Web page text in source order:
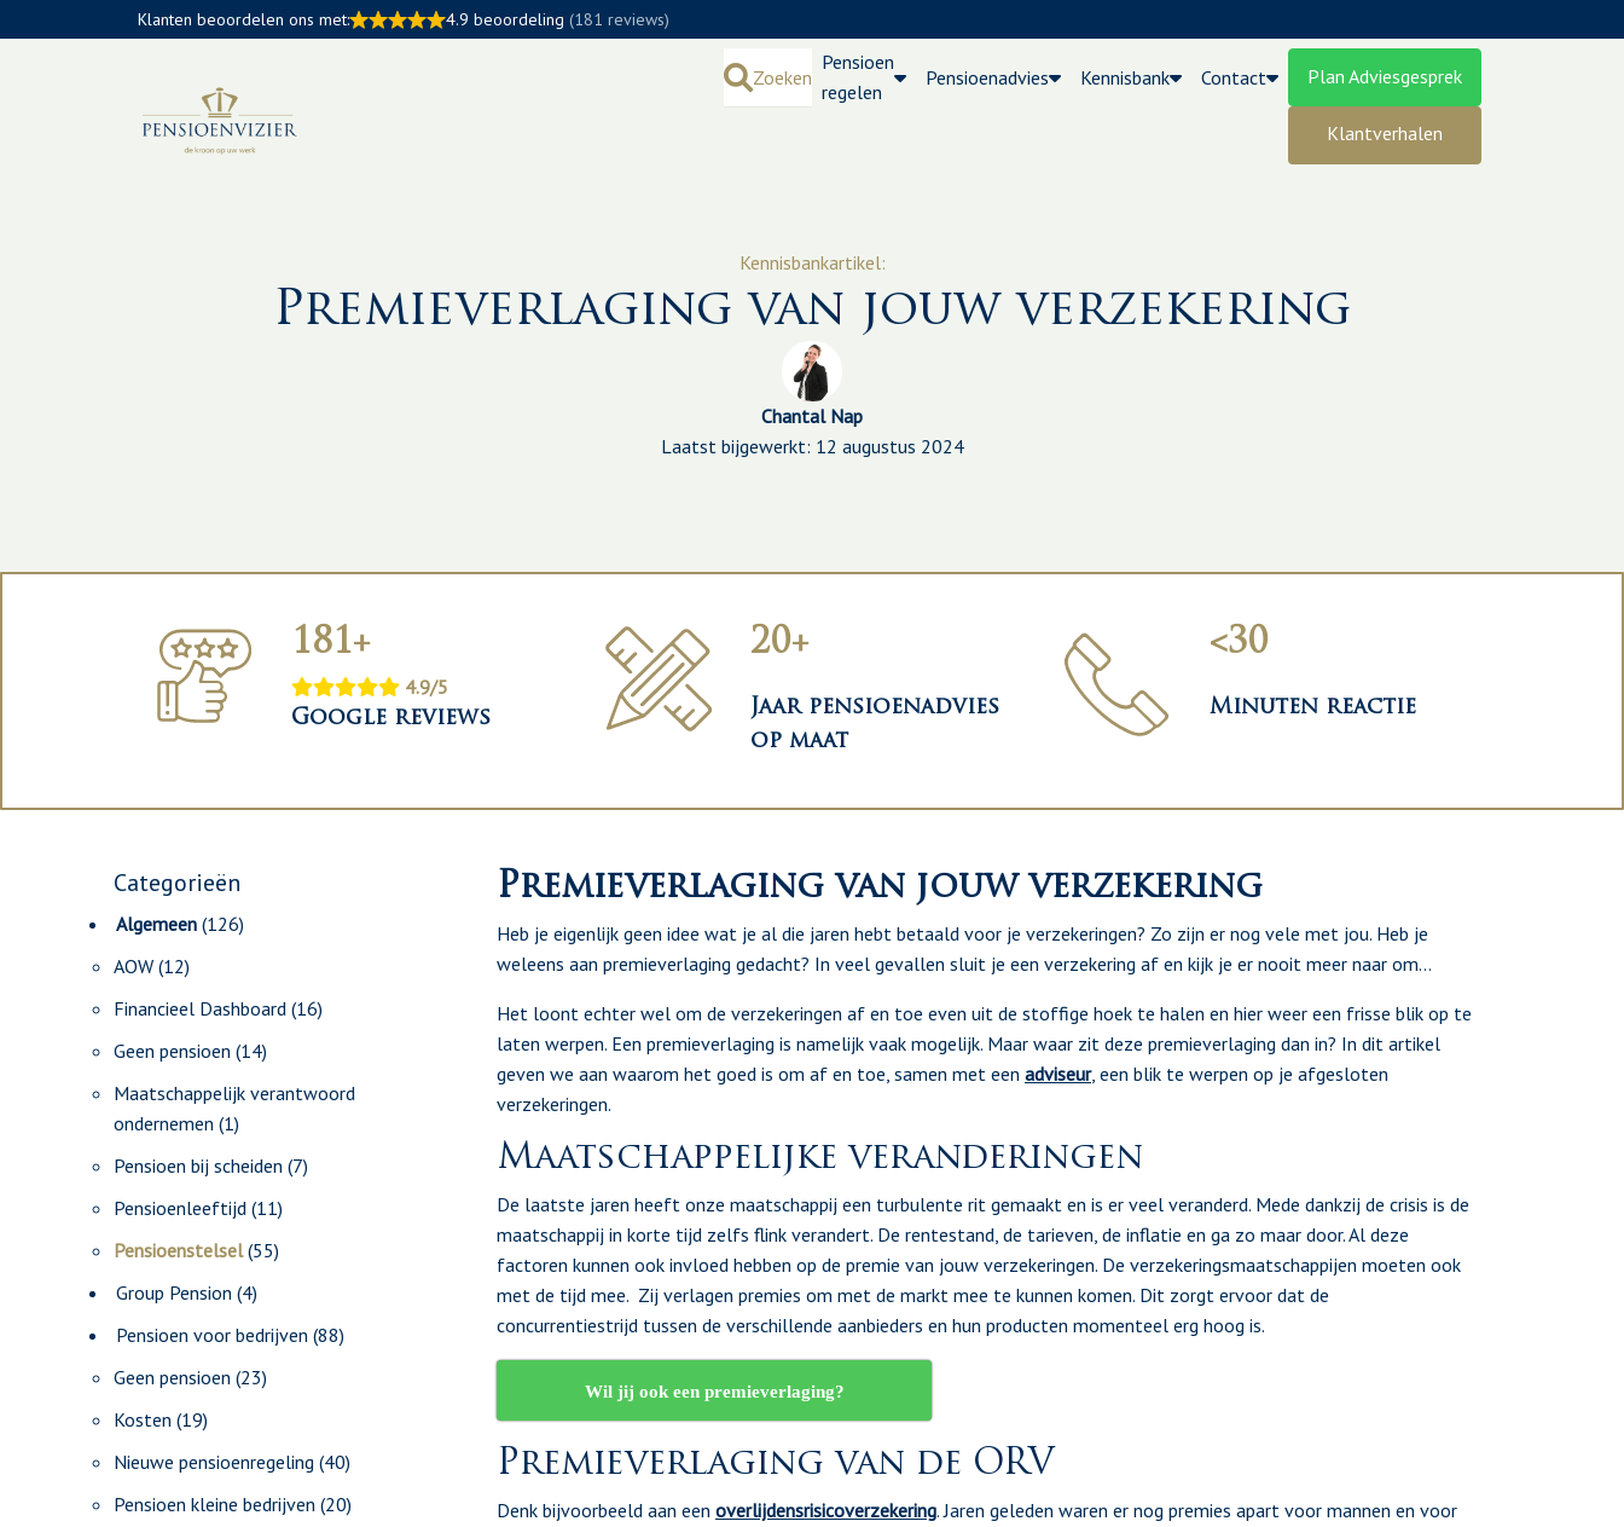
Klanten beoordelen ons met: 4.9 beoordeling (181 reviews)
Zoeken
Pensioen
regelen
Pensioenadvies Kennisbank Contact Plan Adviesgesprek
Klantverhalen
Kennisbankartikel:
Premieverlaging van jouw verzekering
Chantal Nap
Laatst bijgewerkt: 12 augustus 2024
181+
4.9/5
Google reviews
20+
Jaar pensioenadvies
op maat
<30
Minuten reactie
Categorieën
Algemeen (126)
AOW (12)
Financieel Dashboard (16)
Geen pensioen (14)
Maatschappelijk verantwoord
ondernemen (1)
Pensioen bij scheiden (7)
Pensioenleeftijd (11)
Pensioenstelsel(55)
Group Pension (4)
Pensioen voor bedrijven (88)
Geen pensioen (23)
Kosten (19)
Nieuwe pensioenregeling (40)
Pensioen kleine bedrijven (20)
Premieverlaging van jouw verzekering
Heb je eigenlijk geen idee wat je al die jaren hebt betaald voor je verzekeringen? Zo zijn er nog vele met jou. Heb je
weleens aan premieverlaging gedacht? In veel gevallen sluit je een verzekering af en kijk je er nooit meer naar om…
Het loont echter wel om de verzekeringen af en toe even uit de stoffige hoek te halen en hier weer een frisse blik op te
laten werpen. Een premieverlaging is namelijk vaak mogelijk. Maar waar zit deze premieverlaging dan in? In dit artikel
geven we aan waarom het goed is om af en toe, samen met een adviseur, een blik te werpen op je afgesloten
verzekeringen.
Maatschappelijke veranderingen
De laatste jaren heeft onze maatschappij een turbulente rit gemaakt en is er veel veranderd. Mede dankzij de crisis is de
maatschappij in korte tijd zelfs flink verandert. De rentestand, de tarieven, de inflatie en ga zo maar door. Al deze
factoren kunnen ook invloed hebben op de premie van jouw verzekeringen. De verzekeringsmaatschappijen moeten ook
met de tijd mee. Zij verlagen premies om met de markt mee te kunnen komen. Dit zorgt ervoor dat de
concurrentiestrijd tussen de verschillende aanbieders en hun producten momenteel erg hoog is.
Wil jij ook een premieverlaging?
Premieverlaging van de ORV
Denk bijvoorbeeld aan een overlijdensrisicoverzekering. Jaren geleden waren er nog premies apart voor mannen en voor